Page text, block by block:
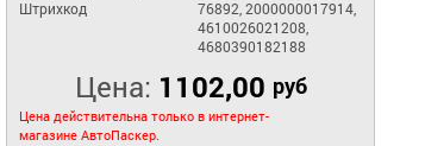
Штрихкод
76892, 2000000017914,
4610026021208,
4680390182188
Цена: 1102,00 руб
Цена действительна только в интернет-
магазине АвтоПаскер.